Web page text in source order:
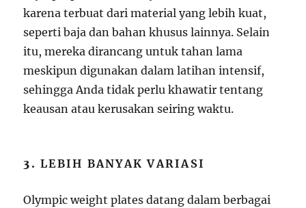
karena terbuat dari material yang lebih kuat,
seperti baja dan bahan khusus lainnya. Selain
itu, mereka dirancang untuk tahan lama
meskipun digunakan dalam latihan intensif,
sehingga Anda tidak perlu khawatir tentang
keausan atau kerusakan seiring waktu.
3.LEBIH BANYAK VARIASI
Olympic weight plates datang dalam berbagai